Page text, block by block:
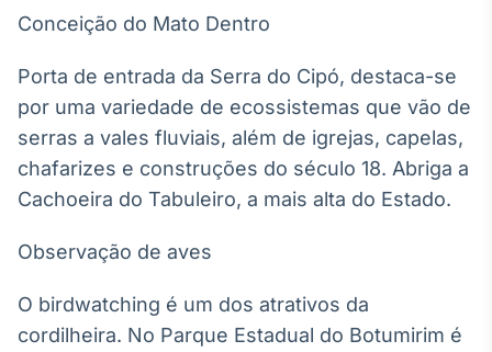
Investimentos
Tokenização
de ativos
Em breve
Crédito
Em breve
Conceição do Mato Dentro
Porta de entrada da Serra do Cipó, destaca-se
por uma variedade de ecossistemas que vão de
serras a vales fluviais, além de igrejas, capelas,
chafarizes e construções do século 18. Abriga a
Cachoeira do Tabuleiro, a mais alta do Estado.
Observação de aves
O birdwatching é um dos atrativos da
cordilheira. No Parque Estadual do Botumirim é